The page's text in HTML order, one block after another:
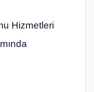
Hizmetleri